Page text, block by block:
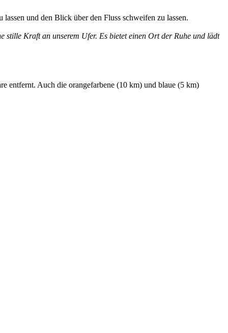
und den Blick über den Fluss schweifen zu lassen.
stille Kraft an unserem Ufer. Es bietet einen Ort der Ruhe und lädt
entfernt. Auch die orangefarbene (10 km) und blaue (5 km)